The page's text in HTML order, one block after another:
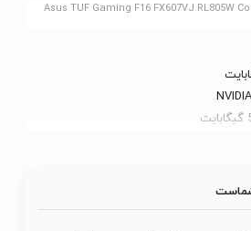
Asus TUF Gaming F16 FX607VJ RL805W
NVIDIA